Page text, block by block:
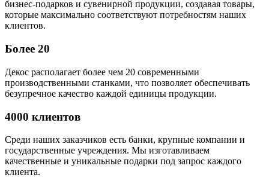
бизнес-подарков и сувенирной продукции, создавая товары,
которые максимально соответствуют потребностям наших
клиентов.
Более 20
Декос располагает более чем 20 современными
производственными станками, что позволяет обеспечивать
безупречное качество каждой единицы продукции.
4000 клиентов
Среди наших заказчиков есть банки, крупные компании и
государственные учреждения. Мы изготавливаем
качественные и уникальные подарки под запрос каждого
клиента.